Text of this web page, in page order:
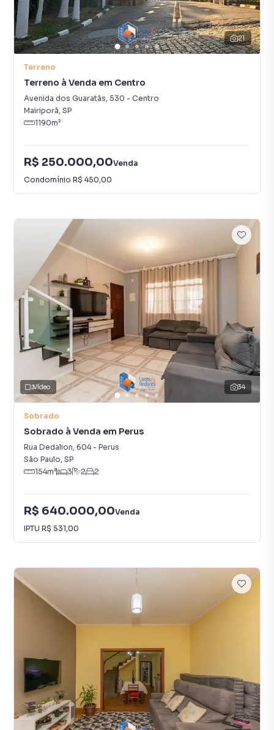
21
Terreno
Terreno à Venda em Centro
Avenida dos Guaratãs, 530 - Centro
Mairiporã, SP
1190m²
R$ 250.000,00Venda
Condomínio R$ 450,00
34
Vídeo
Sobrado
Sobrado à Venda em Perus
Rua Dedalion, 604- Perus
São Paulo, SP
154m² 3 2 2
R$ 640.000,00Venda
IPTU R$ 531,00